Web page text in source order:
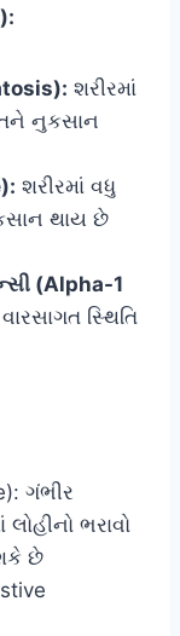
શરીરમાં
નુકસાન
શરીરમાં વધુ
થાય છે
(Alpha-1
સ્થિતિ
ગંભીર
ભરાવો
છે